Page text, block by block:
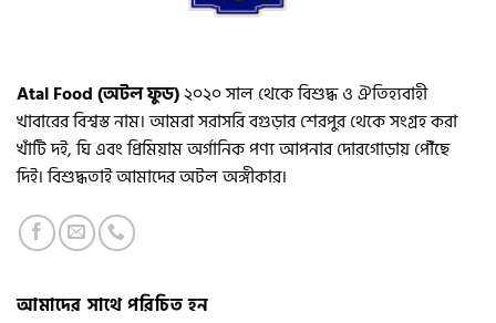
Atal Food (অটল ফুড)২০২০ সাল থেকে বিশুদ্ধ ও ঐতিহ্যবাহী
খাবারের বিশ্বস্ত নাম। আমরা সরাসরি বগুড়ার শেরপুর থেকে সংগ্রহ করা
খাঁটি দই, ঘি এবং প্রিমিয়াম অর্গানিক পণ্য আপনার দোরগোড়ায় পৌঁছে
দিই। বিশুদ্ধতাই আমাদের অটল অঙ্গীকার।
আমাদের সাথে পরিচিত হন